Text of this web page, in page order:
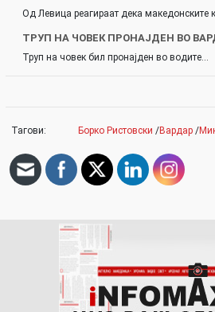
Од Левица реагираат дека македонските
ТРУП НА ЧОВЕК ПРОНАЈДЕН ВО
Труп на човек бил пронајден во водите…
Тагови: Борко Ристовски /Вардар /